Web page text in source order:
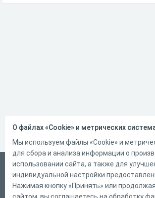
Русский
Справка
О файлах «Cookie» и метрических
Мы используем файлы «Cookie» и
для сбора и анализа информации о
использовании сайта, а также для
индивидуальной настройки
Нажимая кнопку «Принять» или